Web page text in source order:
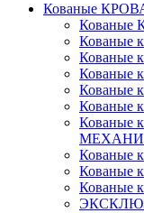
Кованые
Кованые
Кованые
Кованые
Кованые
Кованые
Кованые
Кованые
Кованые
Кованые
Кованые